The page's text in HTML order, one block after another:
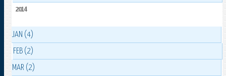
2014
JAN (4)
FEB (2)
MAR (2)